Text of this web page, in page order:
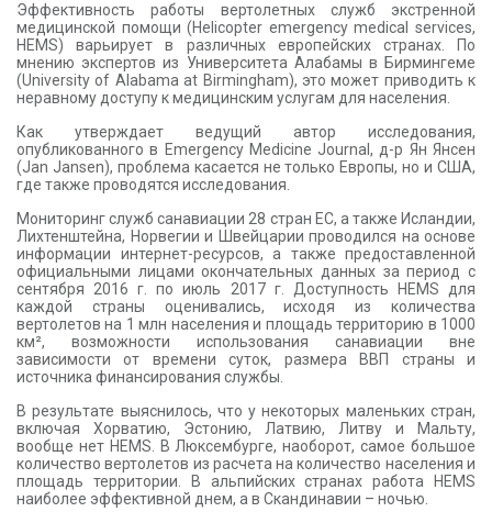
Эффективность работы вертолетных служб экстренной
медицинской помощи (Helicopter emergency medical services,
HEMS) варьирует в различных европейских странах. По
мнению экспертов из Университета Алабамы в Бирмингеме
(University of Alabama at Birmingham), это может приводить к
неравному доступу к медицинским услугам для населения.
Как утверждает ведущий автор исследования,
опубликованного в Emergency Medicine Journal, д-р Ян Янсен
(Jan Jansen), проблема касается не только Европы, но и США,
где также проводятся исследования.
Мониторинг служб санавиации 28 стран ЕС, а также Исландии,
Лихтенштейна, Норвегии и Швейцарии проводился на основе
информации интернет-ресурсов, а также предоставленной
официальными лицами окончательных данных за период с
сентября 2016 г. по июль 2017 г. Доступность HEMS для
каждой страны оценивались, исходя из количества
вертолетов на 1 млн населения и площадь территорию в 1000
км², возможности использования санавиации вне
зависимости от времени суток, размера ВВП страны и
источника финансирования службы.
В результате выяснилось, что у некоторых маленьких стран,
включая Хорватию, Эстонию, Латвию, Литву и Мальту,
вообще нет HEMS. В Люксембурге, наоборот, самое большое
количество вертолетов из расчета на количество населения и
площадь территории. В альпийских странах работа HEMS
наиболее эффективной днем, а в Скандинавии – ночью.